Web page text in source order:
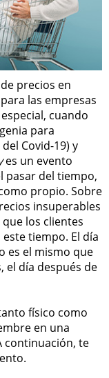
precios en
las empresas
cuando
para
Covid-19) y
es un evento
pasar del tiempo,
propio. Sobre
insuperables
los clientes
tiempo. El día
es el mismo que
el día después de
físico como
en una
continuación, te